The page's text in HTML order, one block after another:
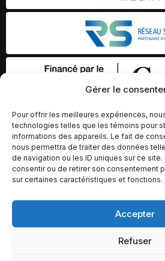
Gérer le
Pour offrir les meilleures expériences,
technologies telles que les témoins pour
informations des appareils. Le fait de
nous permettra de traiter des données
de navigation ou les ID uniques sur ce
consentir ou de retirer son consentement
sur certaines caractéristiques et fonctions.
Accepter
Refuser
© Copyright 2026 – Altomédia Inc |
Ce site internet a été conçu et